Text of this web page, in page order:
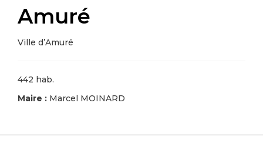
Amuré
Ville d’Amuré
442 hab.
Maire : Marcel MOINARD